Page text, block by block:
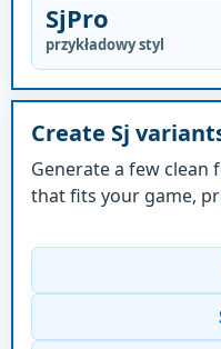
SjPro
przykładowy styl
Create Sj
Generate a few clean
that fits your game,